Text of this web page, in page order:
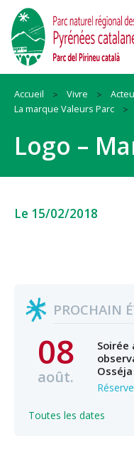
Accueil Vivre
La marque Valeurs Parc
Logo –
Le 15/02/2018
PROCHAIN
08
août.
Osséja
Toutes les dates